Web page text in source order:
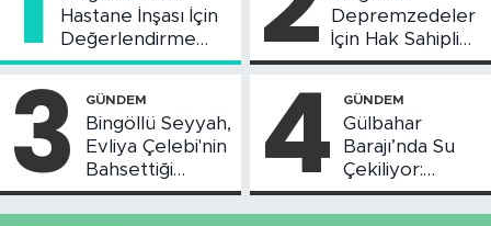
Hastane İnşası İçin
Değerlendirme
Toplantısı Yapıldı
Depremzedeler
İçin Hak Sahipliği
Askı Süreci
3 GÜNDEM
Bingöllü Seyyah,
Evliya Çelebi'nin
Bahsettiği
Bingöl'deki O
Yeri Görüntüledi
4 GÜNDEM
Gülbahar
Barajı’nda Su
Çekiliyor:
Piknikçi Sayısı
Azaldı